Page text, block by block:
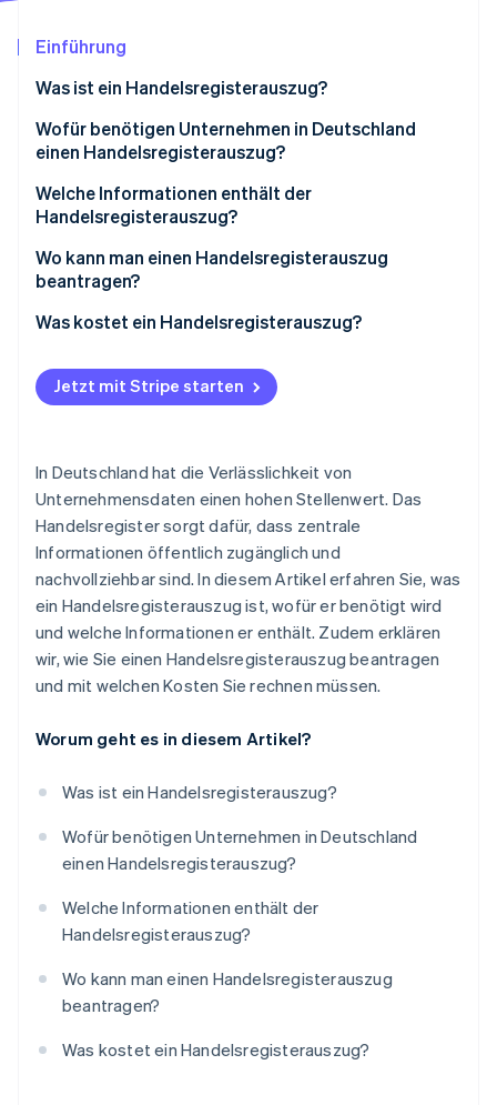
Atlas
Start-up-Gründung
Climate
Identity
Online-Identitätsprüfung
Erfahren Sie, wie Stripe Lösungen für die
Stripe App-Marktplatz
Einführung
Was ist ein Handelsregisterauszug?
Wofür benötigen Unternehmen in Deutschland
einen Handelsregisterauszug?
Unternehmensgründung
Kreditvergabe und Finanzierungen
Vertragsabschlüsse und Geschäftsbeziehungen
Rechtliche Anforderungen und gesetzliche
Behördliche und steuerliche Angelegenheiten
Welche Informationen enthält der
Handelsregisterauszug?
Varianten des Handelsregisterauszugs
Wo kann man einen Handelsregisterauszug
beantragen?
Was kostet ein Handelsregisterauszug?
Jetzt mit Stripe starten
In Deutschland hat die Verlässlichkeit von
Unternehmensdaten einen hohen Stellenwert. Das
Handelsregister sorgt dafür, dass zentrale
Informationen öffentlich zugänglich und
nachvollziehbar sind. In diesem Artikel erfahren Sie, was
ein Handelsregisterauszug ist, wofür er benötigt wird
und welche Informationen er enthält. Zudem erklären
wir, wie Sie einen Handelsregisterauszug beantragen
und mit welchen Kosten Sie rechnen müssen.
Worum geht es in diesem Artikel?
Was ist ein Handelsregisterauszug?
Wofür benötigen Unternehmen in Deutschland
einen Handelsregisterauszug?
Welche Informationen enthält der
Handelsregisterauszug?
Wo kann man einen Handelsregisterauszug
beantragen?
Was kostet ein Handelsregisterauszug?